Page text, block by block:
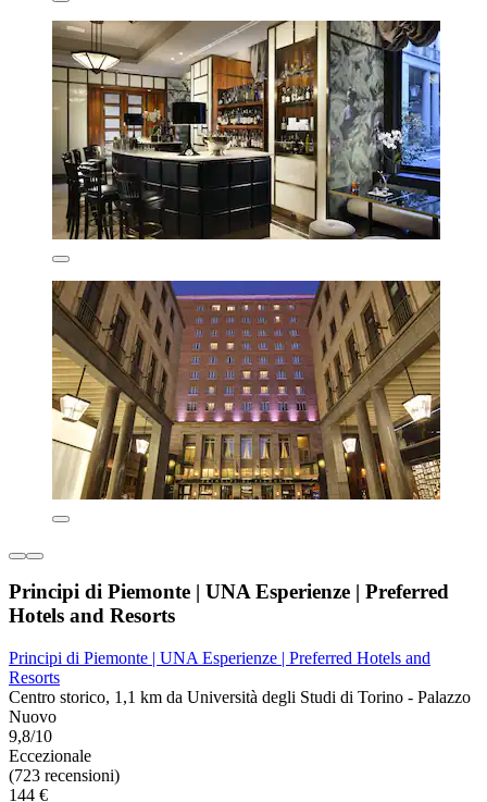
Principi di Piemonte | UNA Esperienze | Preferred
Hotels and Resorts
Principi di Piemonte | UNA Esperienze | Preferred Hotels and
Resorts
Centro storico, 1,1 km da Università degli Studi di Torino - Palazzo
Nuovo
9,8/10
Eccezionale
(723 recensioni)
144 €